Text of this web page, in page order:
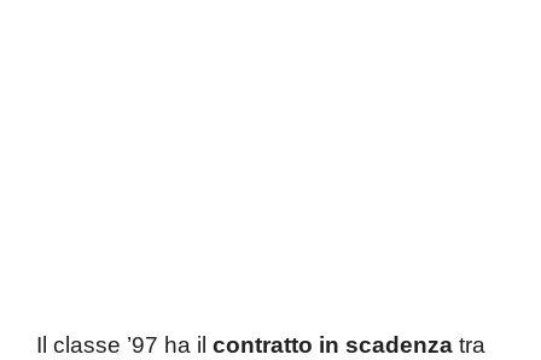
Il classe ’97 ha il contratto in scadenza tra